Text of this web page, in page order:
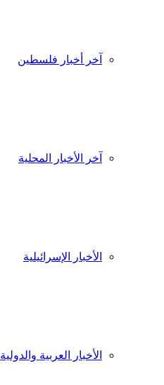
آخر أخبار فلسطين
آخر الأخبار المحلية
الأخبار الإسرائيلية
الأخبار العربية والدولية